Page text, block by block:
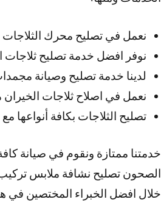
نعمل في تصليح محرك الثلاجات
نوفر افضل خدمة تصليح
لدينا خدمة تصليح وصيانة
نعمل في اصلاح ثلاجات
تصليح الثلاجات بكافة أنواعها
خدمتنا ممتازة ونقوم في صيانة
الصحون تصليح نشافة ملابس
خلال افضل الخبراء المختصين في